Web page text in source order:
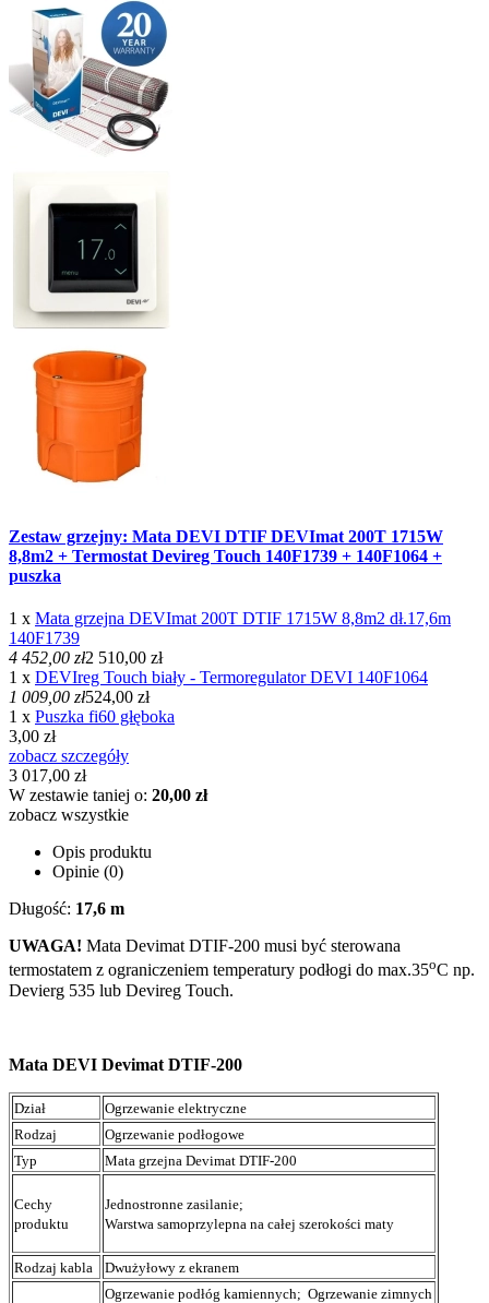
Zestaw grzejny: Mata DEVI DTIF DEVImat 200T 1715W
8,8m2 + Termostat Devireg Touch 140F1739 + 140F1064 +
puszka
1 x Mata grzejna DEVImat 200T DTIF 1715W 8,8m2 dł.17,6m
140F1739
4 452,00 zł2 510,00 zł
1 x DEVIreg Touch biały - Termoregulator DEVI 140F1064
1 009,00 zł524,00 zł
1 x Puszka fi60 głęboka
3,00 zł
zobacz szczegóły
3 017,00 zł
W zestawie taniej o: 20,00 zł
zobacz wszystkie
Opis produktu
Opinie (0)
Długość: 17,6 m
UWAGA! Mata Devimat DTIF-200 musi być sterowana
termostatem z ograniczeniem temperatury podłogi do max.35oC np.
Devierg 535 lub Devireg Touch.
Mata DEVI Devimat DTIF-200
Dział
Ogrzewanie elektryczne
Rodzaj
Ogrzewanie podłogowe
Typ
Mata grzejna Devimat DTIF-200
Cechy
produktu
Jednostronne zasilanie;
Warstwa samoprzylepna na całej szerokości maty
Rodzaj kabla Dwużyłowy z ekranem
Ogrzewanie podłóg kamiennych; Ogrzewanie zimnych